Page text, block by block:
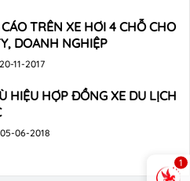
TRÊN XE HƠI 4 CHỖ CHO
DOANH NGHIỆP
20-11-2017
HIỆU HỢP ĐỒNG XE DU LỊCH
05-06-2018
1